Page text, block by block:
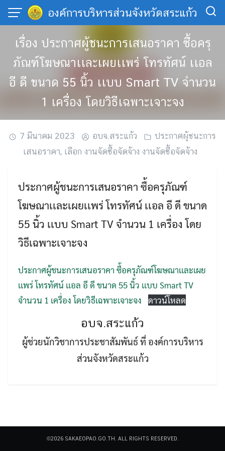
Skip
content
องค์การบริหารส่วนจังหวัดสระแก้ว
Search
เรื่อง ประกาศผู้ชนะการเสนอราคา ซื้อครุ
ภัณฑ์โฆษณาเเละเผยเเพร่ โทรทัศน์ เเอล
อี ดี ขนาด 55 นิ้ว เเบบ Smart TV จำนวน
1 เครื่อง โดยวิธีเฉพาะเจาะจง
7 มีนาคม 2023 อบจ.สระแก้ว
ประกาศผู้ชนะการ
เสนอราคา, เลือก งานจัดซื้อจัดจ้าง งานจัดซื้อจัดจ้าง
ประกาศผู้ชนะการเสนอราคา ซื้อครุภัณฑ์
โฆษณาเเละเผยเเพร่ โทรทัศน์ เเอล อี ดี ขนาด
55 นิ้ว เเบบ Smart TV จำนวน 1 เครื่อง โดย
วิธีเฉพาะเจาะจง
ประกาศผู้ชนะการเสนอราคา ซื้อครุภัณฑ์โฆษณาเเละเผย
เเพร่ โทรทัศน์ เเอล อี ดี ขนาด 55 นิ้ว เเบบ Smart TV
จำนวน 1 เครื่อง โดยวิธีเฉพาะเจาะจง
ดาวน์โหลด
อบจ.สระแก้ว
ผู้ช่วยนักวิชาการประชาสัมพันธ์ ที่ องค์การบริหาร
ส่วนจังหวัดสระแก้ว
©2026 SAKAEOPAO.GO.TH. ALL RIGHTS RESERVED.